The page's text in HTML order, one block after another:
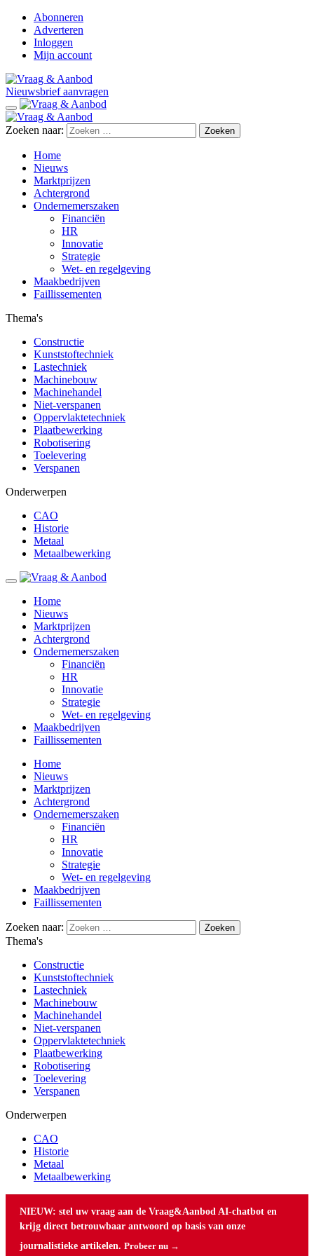
Abonneren
Adverteren
Inloggen
Mijn account
Nieuwsbrief aanvragen
Zoeken naar:
Home
Nieuws
Marktprijzen
Achtergrond
Ondernemerszaken
Financiën
HR
Innovatie
Strategie
Wet- en regelgeving
Maakbedrijven
Faillissementen
Thema's
Constructie
Kunststoftechniek
Lastechniek
Machinebouw
Machinehandel
Niet-verspanen
Oppervlaktetechniek
Plaatbewerking
Robotisering
Toelevering
Verspanen
Onderwerpen
CAO
Historie
Metaal
Metaalbewerking
Home
Nieuws
Marktprijzen
Achtergrond
Ondernemerszaken
Financiën
HR
Innovatie
Strategie
Wet- en regelgeving
Maakbedrijven
Faillissementen
Home
Nieuws
Marktprijzen
Achtergrond
Ondernemerszaken
Financiën
HR
Innovatie
Strategie
Wet- en regelgeving
Maakbedrijven
Faillissementen
Zoeken naar:
Thema's
Constructie
Kunststoftechniek
Lastechniek
Machinebouw
Machinehandel
Niet-verspanen
Oppervlaktetechniek
Plaatbewerking
Robotisering
Toelevering
Verspanen
Onderwerpen
CAO
Historie
Metaal
Metaalbewerking
NIEUW: stel uw vraag aan de Vraag&Aanbod AI-chatbot en
krijg direct betrouwbaar antwoord op basis van onze
journalistieke artikelen. Probeer nu →